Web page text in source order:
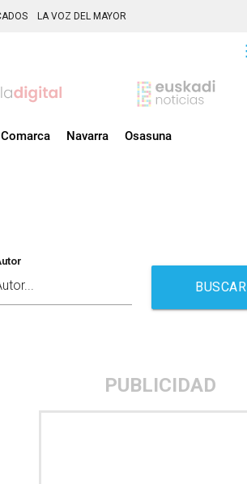
LA VOZ DEL MAYOR
Comarca Navarra Osasuna
BUSCAR
PUBLICIDAD